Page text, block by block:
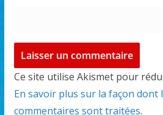
Ce site utilise Akismet pour
En savoir plus sur la façon dont
commentaires sont traitées.